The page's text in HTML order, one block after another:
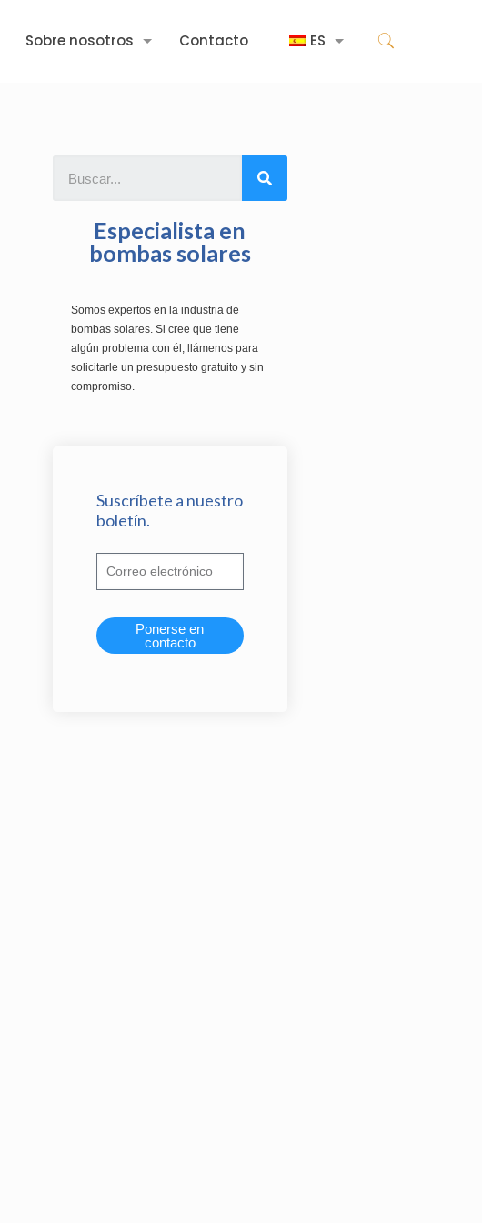
Sobre nosotros Contacto ES
Especialista en
bombas solares
Somos expertos en la industria de
bombas solares. Si cree que tiene
algún problema con él, llámenos para
solicitarle un presupuesto gratuito y sin
compromiso.
Suscríbete a nuestro
boletín.
Ponerse en
contacto